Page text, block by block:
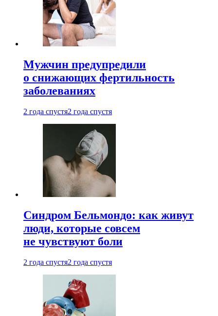
Мужчин предупредили
о снижающих фертильность
заболеваниях
2 года спустя2 года спустя
Синдром Бельмондо: как живут
люди, которые совсем
не чувствуют боли
2 года спустя2 года спустя